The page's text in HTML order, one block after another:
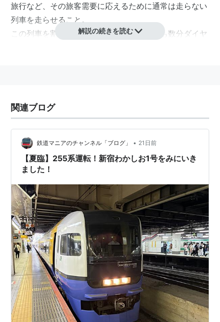
旅行など、その旅客需要に応えるために通常は走らない
列車を走らせること。
この列車を割り込ませるために、他の列車も数分ダイヤ
解説の続きを読む
関連ブログ
鉄道マニアのチャンネル「ブログ」 • 21日前
【夏臨】255系運転！新宿わかしお1号をみにいき
ました！